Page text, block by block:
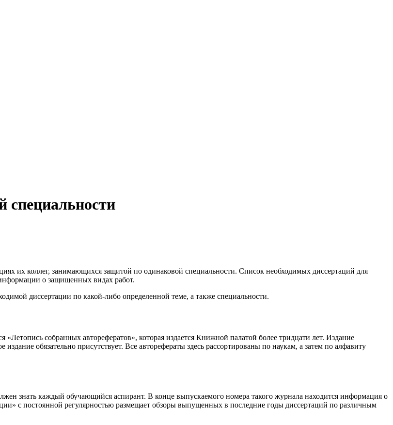
специальности
их коллег, занимающихся защитой по одинаковой специальности. Список необходимых диссертаций для
информации о защищенных видах работ.
диссертации по какой-либо определенной теме, а также специальности.
собранных авторефератов», которая издается Книжной палатой более тридцати лет. Издание
обязательно присутствует. Все авторефераты здесь рассортированы по наукам, а затем по алфавиту
знать каждый обучающийся аспирант. В конце выпускаемого номера такого журнала находится информация о
с постоянной регулярностью размещает обзоры выпущенных в последние годы диссертаций по различным